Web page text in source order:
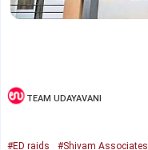
TEAM UDAYAVANI
#ED raids #Shivam Associates